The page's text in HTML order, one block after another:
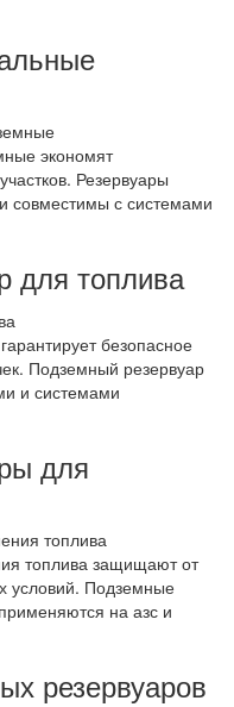
экономят
Резервуары
совместимы с системами
для топлива
безопасное
Подземный резервуар
и системами
для
топлива защищают от
условий. Подземные
на азс и
резервуаров